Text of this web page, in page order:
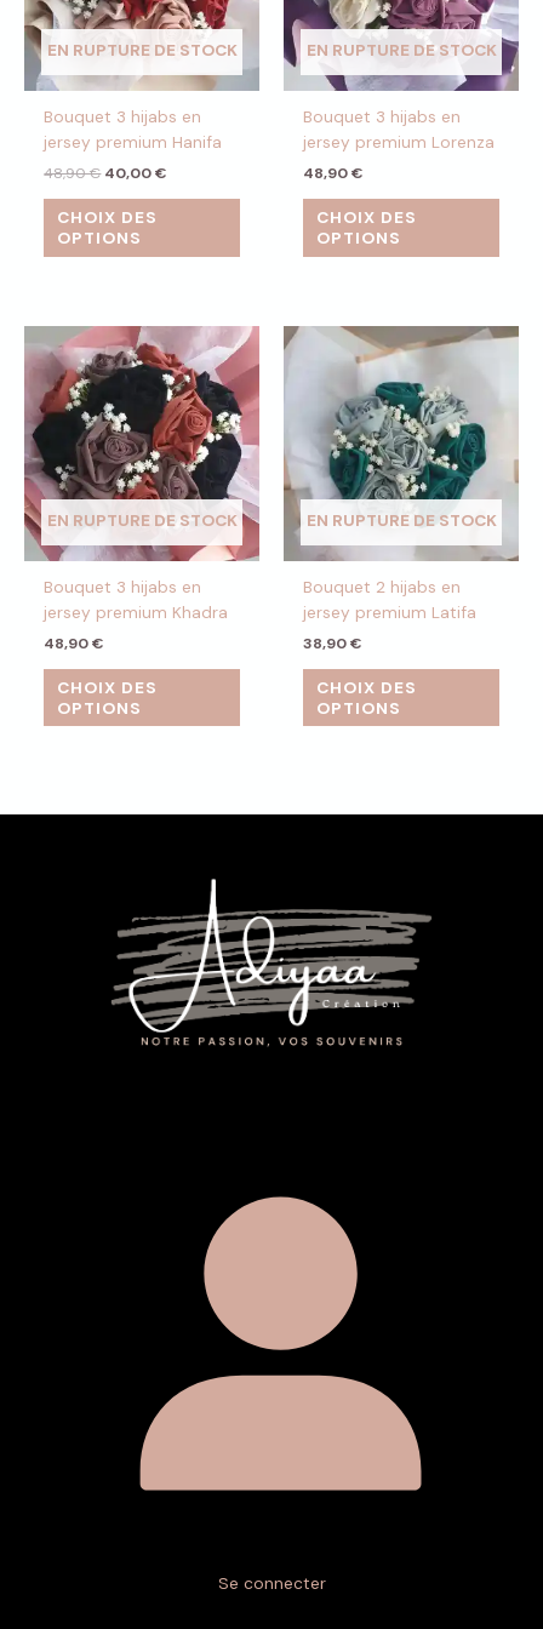
EN RUPTURE DE STOCK
Bouquet 3 hijabs en
jersey premium Hanifa
48,90€ 40,00€
CHOIX DES
OPTIONS
EN RUPTURE DE STOCK
Bouquet 3 hijabs en
jersey premium Lorenza
48,90€
CHOIX DES
OPTIONS
EN RUPTURE DE STOCK
Bouquet 3 hijabs en
jersey premium Khadra
48,90€
CHOIX DES
OPTIONS
EN RUPTURE DE STOCK
Bouquet 2 hijabs en
jersey premium Latifa
38,90€
CHOIX DES
OPTIONS
Se connecter